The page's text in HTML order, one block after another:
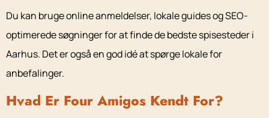
Du kan bruge online anmeldelser, lokale guides og SEO-
optimerede søgninger for at finde de bedste spisesteder i
Aarhus. Det er også en god idé at spørge lokale for
anbefalinger.
Hvad Er Four Amigos Kendt For?